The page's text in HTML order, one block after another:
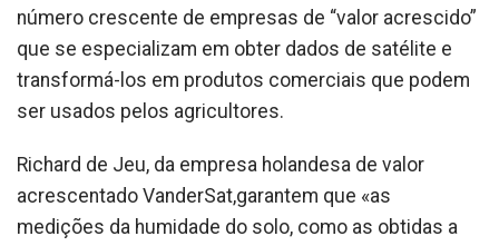
número crescente de empresas de “valor acrescido”
que se especializam em obter dados de satélite e
transformá-los em produtos comerciais que podem
ser usados pelos agricultores.
Richard de Jeu, da empresa holandesa de valor
acrescentado VanderSat,garantem que «as
medições da humidade do solo, como as obtidas a